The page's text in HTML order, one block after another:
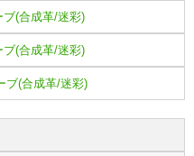
(合成革/迷彩)
(合成革/迷彩)
ブ(合成革/迷彩)